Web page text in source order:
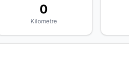
0
Kilometre